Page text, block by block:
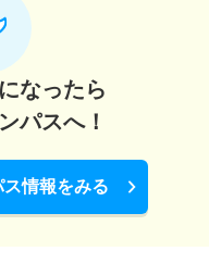
なったら
パスへ！
情報をみる